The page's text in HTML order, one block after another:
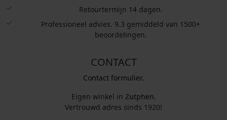
Retourtermijn 14 dagen.
Professioneel advies. 9.3 gemiddeld van 1500+
beoordelingen.
CONTACT
Contact formulier.
Eigen winkel in Zutphen.
Vertrouwd adres sinds 1920!